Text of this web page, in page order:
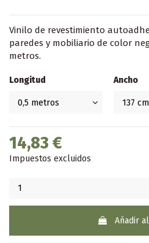
Vinilo de revestimiento
paredes y mobiliario de color
metros.
Longitud Ancho
14,83 €
Impuestos excluidos
Añadir